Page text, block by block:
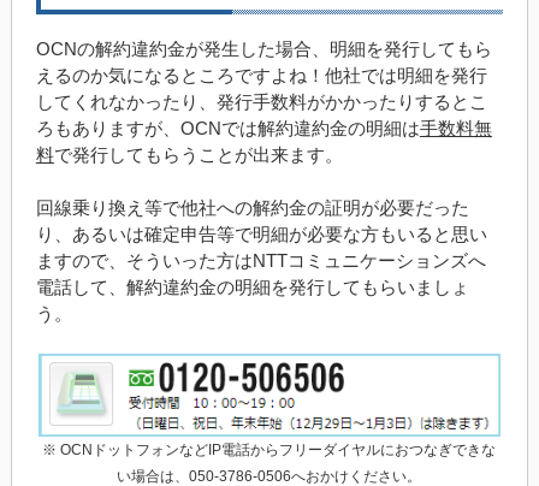
OCNの解約違約金が発生した場合、明細を発行してもら
えるのか気になるところですよね！他社では明細を発行
してくれなかったり、発行手数料がかかったりするとこ
ろもありますが、OCNでは解約違約金の明細は手数料無
料で発行してもらうことが出来ます。
回線乗り換え等で他社への解約金の証明が必要だった
り、あるいは確定申告等で明細が必要な方もいると思い
ますので、そういった方はNTTコミュニケーションズへ
電話して、解約違約金の明細を発行してもらいましょ
う。
※ OCNドットフォンなどIP電話からフリーダイヤルにおつなぎできな
い場合は、050-3786-0506へおかけください。